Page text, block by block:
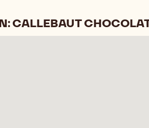
CALLEBAUT